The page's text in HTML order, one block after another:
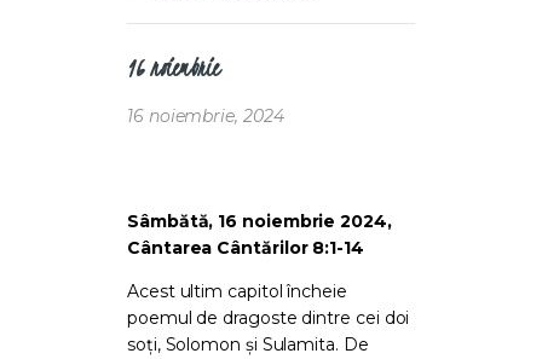
CITIREA BIBLIEI
MISIUNEA BETANIA
LOGIN MEMBER
PORTAL
16 noiembrie
16 noiembrie, 2024
Sâmbătă, 16 noiembrie 2024,
Cântarea Cântărilor 8:1-14
Acest ultim capitol încheie
poemul de dragoste dintre cei doi
soți, Solomon și Sulamita. De